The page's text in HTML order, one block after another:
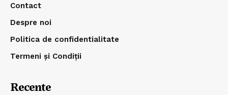
Contact
Despre noi
Politica de confidentialitate
Termeni și Condiții
Recente